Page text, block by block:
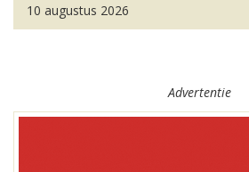
10 augustus 2026
Advertentie